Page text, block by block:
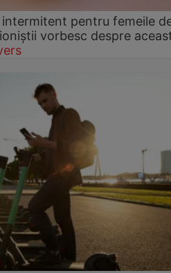
pentru femeile
vorbesc despre